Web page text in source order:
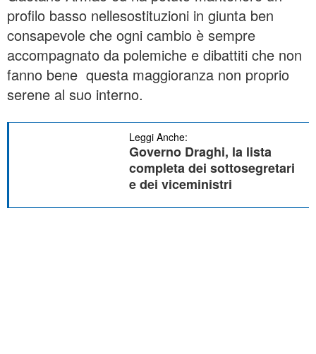
profilo basso nellesostituzioni in giunta ben
consapevole che ogni cambio è sempre
accompagnato da polemiche e dibattiti che non
fanno bene questa maggioranza non proprio
serene al suo interno.
Leggi Anche:
Governo Draghi, la lista
completa dei sottosegretari
e dei viceministri